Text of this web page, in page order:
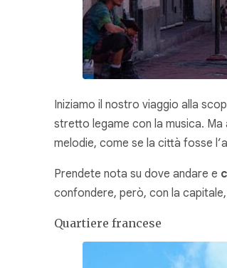
Iniziamo il nostro viaggio alla
stretto legame con la musica. Ma
melodie, come se la città fosse
Prendete nota su dove andare e
confondere, però, con la
Quartiere francese